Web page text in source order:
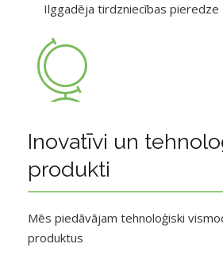
Ilggadēja tirdzniecības
Inovatīvi un
produkti
Mēs piedāvājam tehnoloģiski
produktus